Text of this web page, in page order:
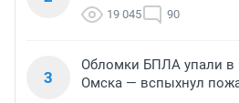
19 045 90
3
Обломки БПЛА упали в
Омска — вспыхнул